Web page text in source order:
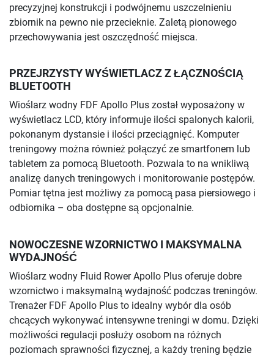
precyzyjnej konstrukcji i podwójnemu uszczelnieniu
zbiornik na pewno nie przecieknie. Zaletą pionowego
przechowywania jest oszczędność miejsca.
PRZEJRZYSTY WYŚWIETLACZ Z ŁĄCZNOŚCIĄ
BLUETOOTH
Wioślarz wodny FDF Apollo Plus został wyposażony w
wyświetlacz LCD, który informuje ilości spalonych kalorii,
pokonanym dystansie i ilości przeciągnięć. Komputer
treningowy można również połączyć ze smartfonem lub
tabletem za pomocą Bluetooth. Pozwala to na wnikliwą
analizę danych treningowych i monitorowanie postępów.
Pomiar tętna jest możliwy za pomocą pasa piersiowego i
odbiornika – oba dostępne są opcjonalnie.
NOWOCZESNE WZORNICTWO I MAKSYMALNA
WYDAJNOŚĆ
Wioślarz wodny Fluid Rower Apollo Plus oferuje dobre
wzornictwo i maksymalną wydajność podczas treningów.
Trenażer FDF Apollo Plus to idealny wybór dla osób
chcących wykonywać intensywne treningi w domu. Dzięki
możliwości regulacji posłuży osobom na różnych
poziomach sprawności fizycznej, a każdy trening będzie